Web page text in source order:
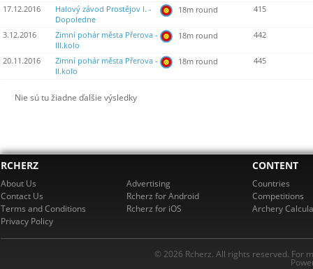
17.12.2016
Halový závod Prostějov I. -
Dopoledne
18m round 415
3.12.2016
Zimní pohár města Přerova -
III.kolo
18m round 442
20.11.2016
Zimní pohár města Přerova -
II.kolo
18m round 445
Nie sú tu žiadne ďalšie výsledky
RCHERZ
About Us
Contact Us
Terms and Conditions
Privacy Policy
Advertising
Rcherz for Android
Rcherz for iOS
CONTENT
Countries
Competitions
Archery
© 2026 Rcherz. All rights reserved. For